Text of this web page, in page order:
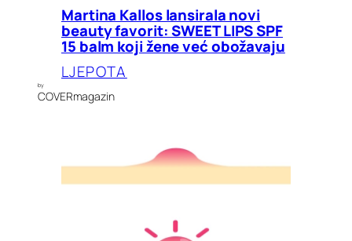
Martina Kallos lansirala novi
beauty favorit: SWEET LIPS SPF
15 balm koji žene već obožavaju
LJEPOTA
by
COVERmagazin